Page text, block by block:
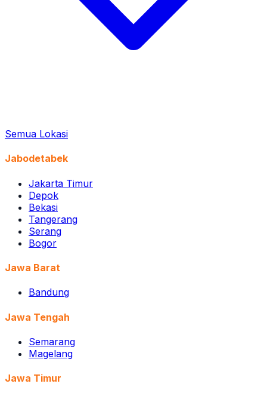
Semua Lokasi
Jabodetabek
Jakarta Timur
Depok
Bekasi
Tangerang
Serang
Bogor
Jawa Barat
Bandung
Jawa Tengah
Semarang
Magelang
Jawa Timur